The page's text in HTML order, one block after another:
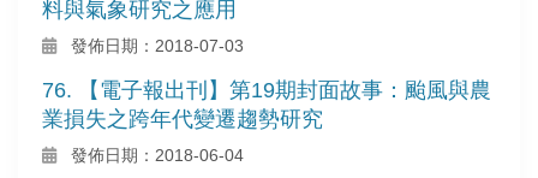
料與氣象研究之應用
發佈日期：2018-07-03
76. 【電子報出刊】第19期封面故事：颱風與農
業損失之跨年代變遷趨勢研究
發佈日期：2018-06-04